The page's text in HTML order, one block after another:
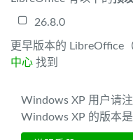
26.8.0
更早版本的 LibreOffice
中心 找到
Windows XP 用户请
Windows XP 的版本是